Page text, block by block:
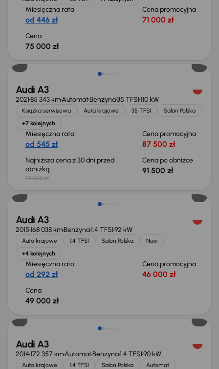
Miesięczna rata
od 446 zł
Cena promocyjna
71 000 zł
Cena
75 000 zł
Taniej o 1 500 zł
Audi A3
202185 343 kmAutomatBenzyna35 TFSI110 kW
Książka serwisowa Auta krajowe 35 TFSI
Salon Polska
+7 kolejnych
Miesięczna rata
od 545 zł
Cena promocyjna
87 500 zł
Najniższa cena z 30 dni przed
obniżką
93 000 zł
Cena po obniżce
91 500 zł
Audi A3
2015168 038 kmBenzyna1.4 TFSI92 kW
Auta krajowe 1.4 TFSI Salon Polska
Navi
+4 kolejnych
Miesięczna rata
od 292 zł
Cena promocyjna
46 000 zł
Cena
49 000 zł
Audi A3
2014172 357 kmAutomatBenzyna1.4 TFSI90 kW
Auta krajowe 1.4 TFSI Salon Polska
Automat